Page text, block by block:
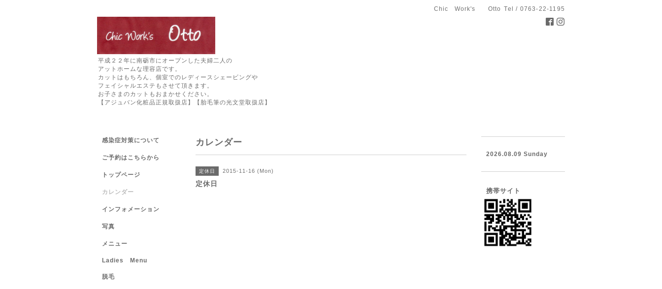
Chic Work's Otto Tel / 0763-22-1195
平成２２年に南砺市にオープンした夫婦二人の
アットホームな理容店です。
カットはもちろん、個室でのレディースシェービングや
フェイシャルエステもさせて頂きます。
お子さまのカットもおまかせください。
【アジュバン化粧品正規取扱店】【胎毛筆の光文堂取扱店】
カレンダー
定休日 2015-11-16 (Mon)
定休日
感染症対策について
ご予約はこちらから
トップページ
カレンダー
インフォメーション
写真
メニュー
Ladies Menu
脱毛
2026.08.09 Sunday
携帯サイト